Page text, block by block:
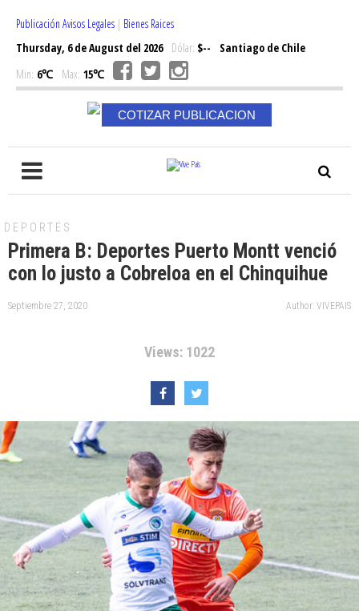
Publicación Avisos Legales | Bienes Raices
Thursday, 6 de August del 2026Dólar: $--
Santiago de Chile
Min: 6℃ Max: 15℃
COTIZAR PUBLICACION
DEPORTES
Primera B: Deportes Puerto Montt venció
con lo justo a Cobreloa en el Chinquihue
Septiembre 27, 2020 Author: VIVEPAIS
Views: 1022